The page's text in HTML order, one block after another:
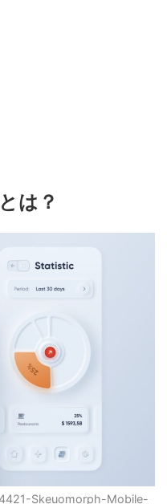
は？
Skeuomorph-Mobile-